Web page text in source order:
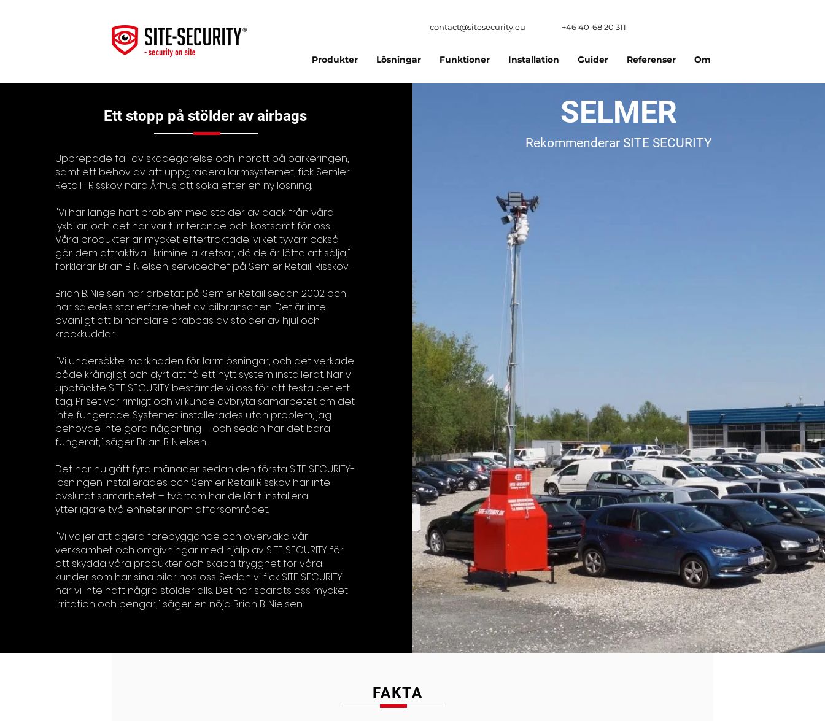
contact@sitesecurity.eu +46 40-68 20 311
Produkter Lösningar Funktioner Installation Guider Referenser Om
Ett stopp på stölder av airbags
Upprepade fall av skadegörelse och inbrott på parkeringen,
samt ett behov av att uppgradera larmsystemet, fick Semler
Retail i Risskov nära Århus att söka efter en ny lösning.
"Vi har länge haft problem med stölder av däck från våra
lyxbilar, och det har varit irriterande och kostsamt för oss.
Våra produkter är mycket eftertraktade, vilket tyvärr också
gör dem attraktiva i kriminella kretsar, då de är lätta att sälja,"
förklarar Brian B. Nielsen, servicechef på Semler Retail, Risskov.
Brian B. Nielsen har arbetat på Semler Retail sedan 2002 och
har således stor erfarenhet av bilbranschen. Det är inte
ovanligt att bilhandlare drabbas av stölder av hjul och
krockkuddar.
"Vi undersökte marknaden för larmlösningar, och det verkade
både krångligt och dyrt att få ett nytt system installerat. När vi
upptäckte SITE SECURITY bestämde vi oss för att testa det ett
tag. Priset var rimligt och vi kunde avbryta samarbetet om det
inte fungerade. Systemet installerades utan problem, jag
behövde inte göra någonting – och sedan har det bara
fungerat," säger Brian B. Nielsen.
Det har nu gått fyra månader sedan den första SITE SECURITY-
lösningen installerades och Semler Retail Risskov har inte
avslutat samarbetet – tvärtom har de låtit installera
ytterligare två enheter inom affärsområdet.
"Vi väljer att agera förebyggande och övervaka vår
verksamhet och omgivningar med hjälp av SITE SECURITY för
att skydda våra produkter och skapa trygghet för våra
kunder som har sina bilar hos oss. Sedan vi fick SITE SECURITY
har vi inte haft några stölder alls. Det har sparats oss mycket
irritation och pengar," säger en nöjd Brian B. Nielsen.
SELMER
Rekommenderar SITE SECURITY
FAKTA